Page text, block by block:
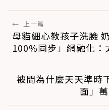
← 上一篇
母貓細心教孩子洗臉
100%同步」網融化：
被問為什麼天天準時
面」